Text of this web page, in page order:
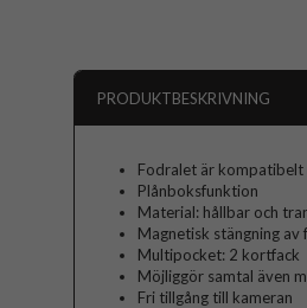
PRODUKTBESKRIVNING
Fodralet är kompatibelt
Plånboksfunktion
Material: hållbar och
Magnetisk stängning av
Multipocket: 2 kortfack
Möjliggör samtal även
Fri tillgång till kameran